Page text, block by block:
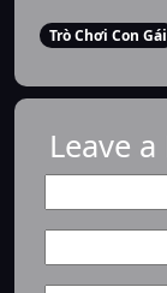
Trò Chơi Con Gái
Leave